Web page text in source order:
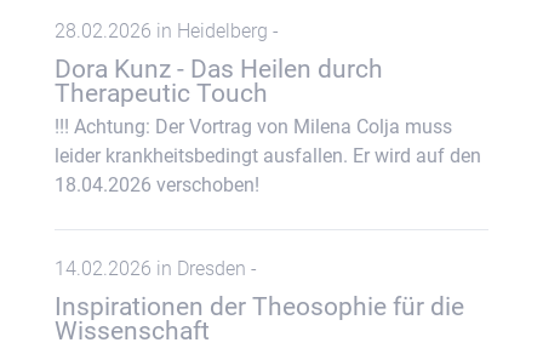
28.02.2026 in Heidelberg -
Dora Kunz - Das Heilen durch
Therapeutic Touch
!!! Achtung: Der Vortrag von Milena Colja muss
leider krankheitsbedingt ausfallen. Er wird auf den
18.04.2026 verschoben!
14.02.2026 in Dresden -
Inspirationen der Theosophie für die
Wissenschaft